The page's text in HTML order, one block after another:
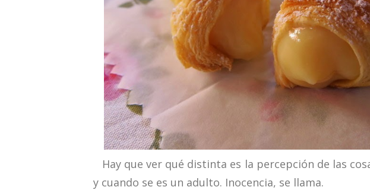
Hay que ver qué distinta es la percepción de las
y cuando se es un adulto. Inocencia, se llama.